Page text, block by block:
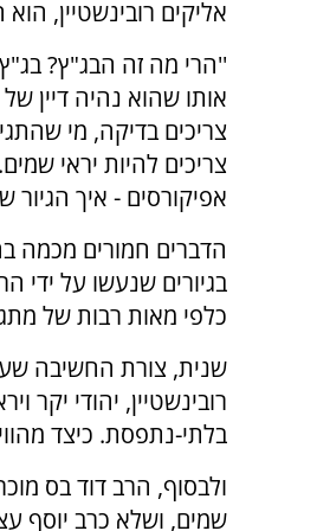
אליקים רובינשטיין,
''הרי מה זה הבג"ץ?
אותו שהוא נהיה דיין
צריכים בדיקה, מי
צריכים להיות יראי
אפיקורסים - איך
הדברים חמורים מכמה
בגיורים שנעשו על
כלפי מאות רבות של
שנית, צורת החשיבה
רובינשטיין, יהודי יקר
בלתי-נתפסת. כיצד
ולבסוף, הרב דוד בס
שמים, ושלא כרב יוסף